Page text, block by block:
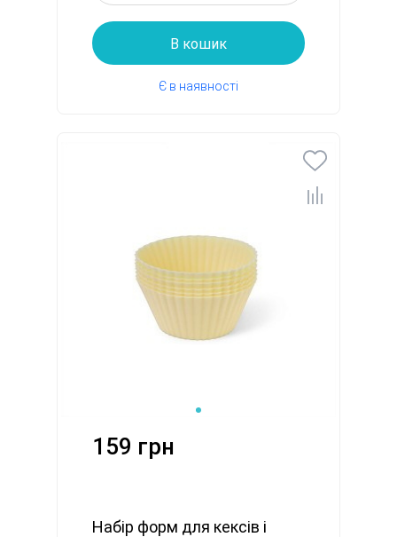
В кошик
Є в наявності
159 грн
Набір форм для кексів і